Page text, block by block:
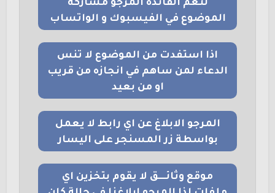
الموضوع في الفيسبوك و الواتساب
اذا استفدت من الموضوع لا تنس
الدعاء لمن ساهم في انجازه من قريب
او من بعيد
المرجو الابلاغ عن اي رابط لا يعمل
بواسطة زر المسنجر على اليسار
موقع وثائــــق لا يقوم بتخزين اي
ملفات لذا المرجو ابلاغنا في حالة كان